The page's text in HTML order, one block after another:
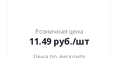
Розничная цена
11.49руб./шт